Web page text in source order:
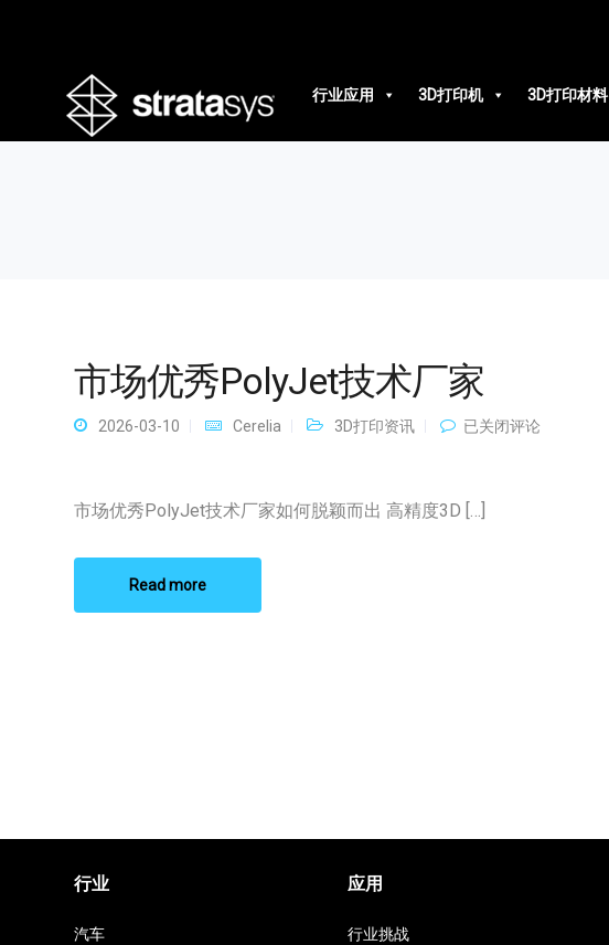
行业应用
3D打印机 3D打印材料
市场优秀PolyJet技术厂家
2026-03-10 Cerelia 3D打印资讯
市
PolyJet
技
已关闭评论
市场优秀PolyJet技术厂家如何脱颖而出 高精度3D […]
Read more
行业
汽车
应用
行业挑战